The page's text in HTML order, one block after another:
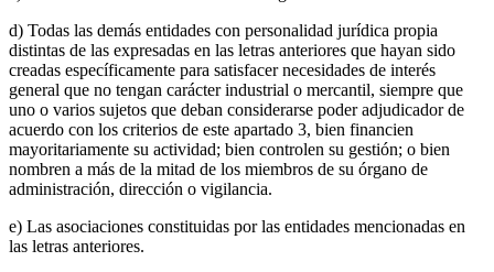
d) Todas las demás entidades con personalidad jurídica propia
distintas de las expresadas en las letras anteriores que hayan sido
creadas específicamente para satisfacer necesidades de interés
general que no tengan carácter industrial o mercantil, siempre que
uno o varios sujetos que deban considerarse poder adjudicador de
acuerdo con los criterios de este apartado 3, bien financien
mayoritariamente su actividad; bien controlen su gestión; o bien
nombren a más de la mitad de los miembros de su órgano de
administración, dirección o vigilancia.
e) Las asociaciones constituidas por las entidades mencionadas en
las letras anteriores.